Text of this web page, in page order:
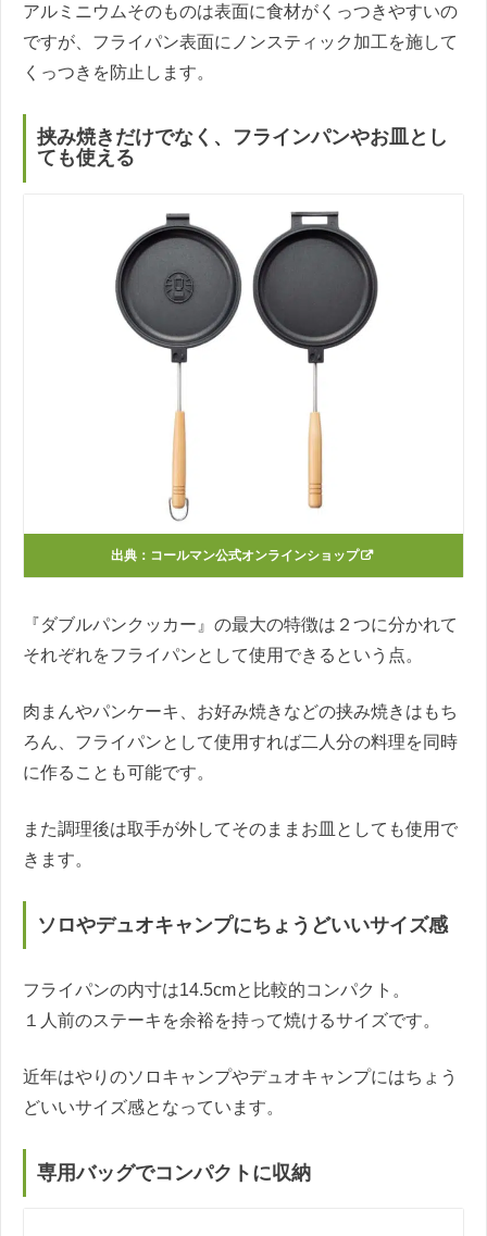
アルミニウムそのものは表面に食材がくっつきやすいの
ですが、フライパン表面にノンスティック加工を施して
くっつきを防止します。
挟み焼きだけでなく、フラインパンやお皿とし
ても使える
出典： コールマン公式オンラインショップ
『ダブルパンクッカー』の最大の特徴は２つに分かれて
それぞれをフライパンとして使用できるという点。
肉まんやパンケーキ、お好み焼きなどの挟み焼きはもち
ろん、フライパンとして使用すれば二人分の料理を同時
に作ることも可能です。
また調理後は取手が外してそのままお皿としても使用で
きます。
ソロやデュオキャンプにちょうどいいサイズ感
フライパンの内寸は14.5cmと比較的コンパクト。
１人前のステーキを余裕を持って焼けるサイズです。
近年はやりのソロキャンプやデュオキャンプにはちょう
どいいサイズ感となっています。
専用バッグでコンパクトに収納